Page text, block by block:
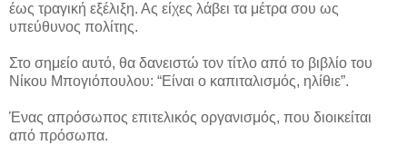
έως τραγική εξέλιξη. Ας είχες λάβει τα μέτρα σου ως
υπεύθυνος πολίτης.
Στο σημείο αυτό, θα δανειστώ τον τίτλο από το βιβλίο του
Νίκου Μπογιόπουλου: “Είναι ο καπιταλισμός, ηλίθιε”.
Ένας απρόσωπος επιτελικός οργανισμός, που διοικείται
από πρόσωπα.